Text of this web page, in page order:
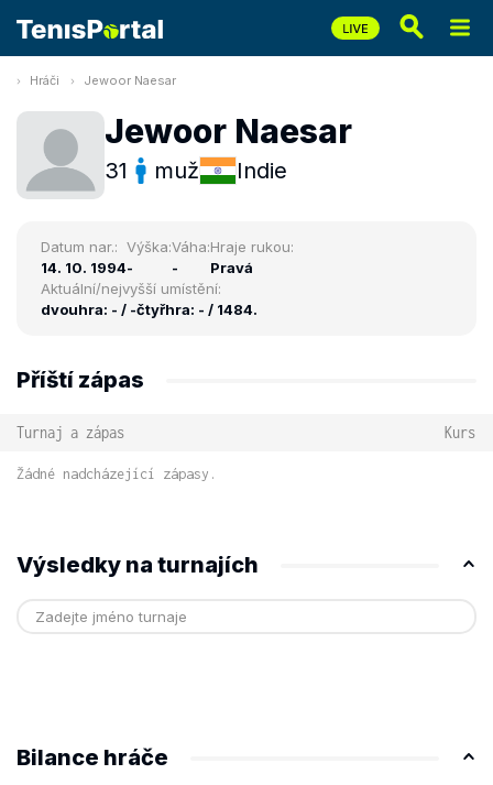
Hráči Jewoor Naesar
Jewoor Naesar
31 muž Indie
Datum nar.:
14. 10. 1994
Výška:
-
Váha:
-
Hraje rukou:
Pravá
Aktuální/nejvyšší umístění:
dvouhra: - / -čtyřhra: - / 1484.
Příští zápas
Turnaj a zápas Kurs
Žádné nadcházející zápasy.
Výsledky na turnajích
Bilance hráče